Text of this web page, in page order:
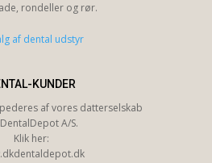
rondeller og rør.
KUNDER
af vores datterselskab
A/S.
Klik her: